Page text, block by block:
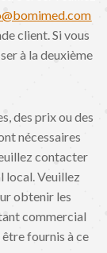
client. Si vous
à la deuxième
des prix ou des
nécessaires
contacter
local. Veuillez
obtenir les
commercial
fournis à ce